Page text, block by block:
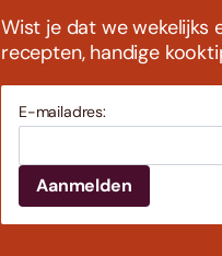
Wist je dat we wekelijks
recepten, handige
E-mailadres: